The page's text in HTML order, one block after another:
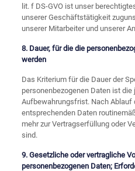
lit. f DS-GVO ist unser
unserer Geschäftstätigkeit
unserer Mitarbeiter und unserer
8. Dauer, für die die
werden
Das Kriterium für die Dauer der
personenbezogenen Daten ist
Aufbewahrungsfrist. Nach Ablauf
entsprechenden Daten
mehr zur Vertragserfüllung oder
sind.
9. Gesetzliche oder vertragliche
personenbezogenen Daten;